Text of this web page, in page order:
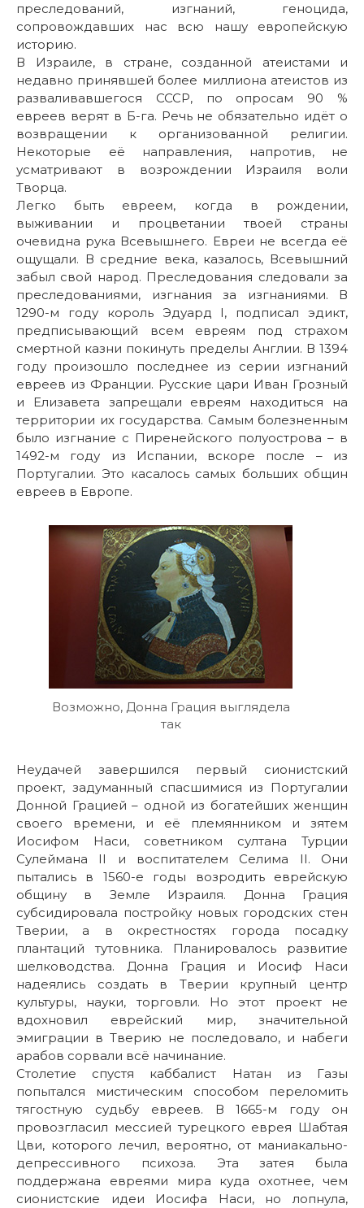
преследований, изгнаний, геноцида,
сопровождавших нас всю нашу европейскую
историю.
В Израиле, в стране, созданной атеистами и
недавно принявшей более миллиона атеистов из
разваливавшегося СССР, по опросам 90 %
евреев верят в Б-га. Речь не обязательно идёт о
возвращении к организованной религии.
Некоторые её направления, напротив, не
усматривают в возрождении Израиля воли
Творца.
Легко быть евреем, когда в рождении,
выживании и процветании твоей страны
очевидна рука Всевышнего. Евреи не всегда её
ощущали. В средние века, казалось, Всевышний
забыл свой народ. Преследования следовали за
преследованиями, изгнания за изгнаниями. В
1290-м году король Эдуард I, подписал эдикт,
предписывающий всем евреям под страхом
смертной казни покинуть пределы Англии. В 1394
году произошло последнее из серии изгнаний
евреев из Франции. Русские цари Иван Грозный
и Елизавета запрещали евреям находиться на
территории их государства. Самым болезненным
было изгнание с Пиренейского полуострова – в
1492-м году из Испании, вскоре после – из
Португалии. Это касалось самых больших общин
евреев в Европе.
Возможно, Донна Грация выглядела
так
Неудачей завершился первый сионистский
проект, задуманный спасшимися из Португалии
Донной Грацией – одной из богатейших женщин
своего времени, и её племянником и зятем
Иосифом Наси, советником султана Турции
Сулеймана II и воспитателем Селима II. Они
пытались в 1560-е годы возродить еврейскую
общину в Земле Израиля. Донна Грация
субсидировала постройку новых городских стен
Тверии, а в окрестностях города посадку
плантаций тутовника. Планировалось развитие
шелководства. Донна Грация и Иосиф Наси
надеялись создать в Тверии крупный центр
культуры, науки, торговли. Но этот проект не
вдохновил еврейский мир, значительной
эмиграции в Тверию не последовало, и набеги
арабов сорвали всё начинание.
Столетие спустя каббалист Натан из Газы
попытался мистическим способом переломить
тягостную судьбу евреев. В 1665-м году он
провозгласил мессией турецкого еврея Шабтая
Цви, которого лечил, вероятно, от маниакально-
депрессивного психоза. Эта затея была
поддержана евреями мира куда охотнее, чем
сионистские идеи Иосифа Наси, но лопнула,